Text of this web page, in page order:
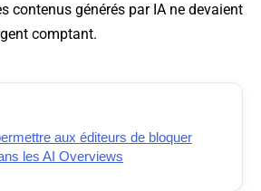
contenus générés par IA ne devaient
comptant.
aux éditeurs de bloquer
les AI Overviews